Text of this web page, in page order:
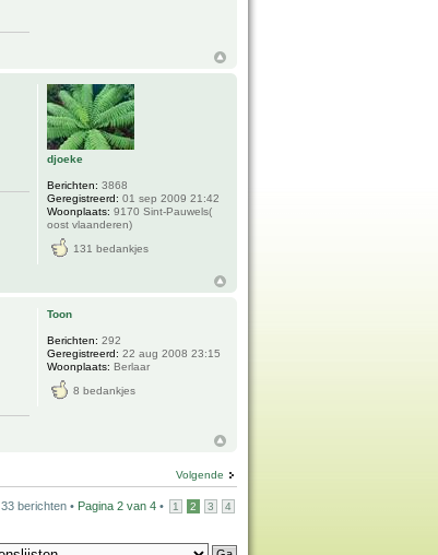
djoeke
Berichten: 3868
Geregistreerd: 01 sep 2009 21:42
Woonplaats: 9170 Sint-Pauwels(
oost vlaanderen)
131 bedankjes
Toon
Berichten: 292
Geregistreerd: 22 aug 2008 23:15
Woonplaats: Berlaar
8 bedankjes
Volgende
33 berichten • Pagina 2 van 4 • 1 2 3 4